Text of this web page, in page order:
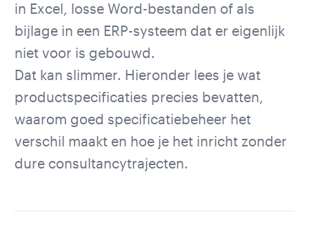
in Excel, losse Word-bestanden of als
bijlage in een ERP-systeem dat er eigenlijk
niet voor is gebouwd.
Dat kan slimmer. Hieronder lees je wat
productspecificaties precies bevatten,
waarom goed specificatiebeheer het
verschil maakt en hoe je het inricht zonder
dure consultancytrajecten.